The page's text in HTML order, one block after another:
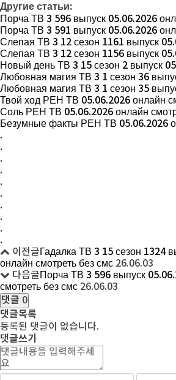
Другие статьи:
Порча ТВ 3 596 выпуск 05.06.2026
Порча ТВ 3 591 выпуск 05.06.2026
Слепая ТВ 3 12 сезон 1161 выпуск
Слепая ТВ 3 12 сезон 1156 выпуск
Новый день ТВ 3 15 сезон 2 выпуск
Любовная магия ТВ 3 1 сезон 36
Любовная магия ТВ 3 1 сезон 35
Твой ход РЕН ТВ 05.06.2026 онлайн
Соль РЕН ТВ 05.06.2026 онлайн
Безумные факты РЕН ТВ 05.06.2026
.
.
.
.
.
.
.
.
.
.
이전글Гадалка ТВ 3 15 сезон 1324
онлайн смотреть без смс 26.06.03
다음글Порча ТВ 3 596 выпуск
смотреть без смс 26.06.03
댓글 0
댓글목록
등록된 댓글이 없습니다.
댓글쓰기